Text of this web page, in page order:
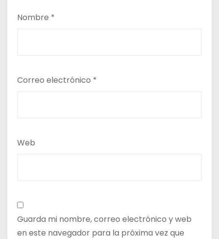
Nombre *
Correo electrónico *
Web
Guarda mi nombre, correo electrónico y web
en este navegador para la próxima vez que